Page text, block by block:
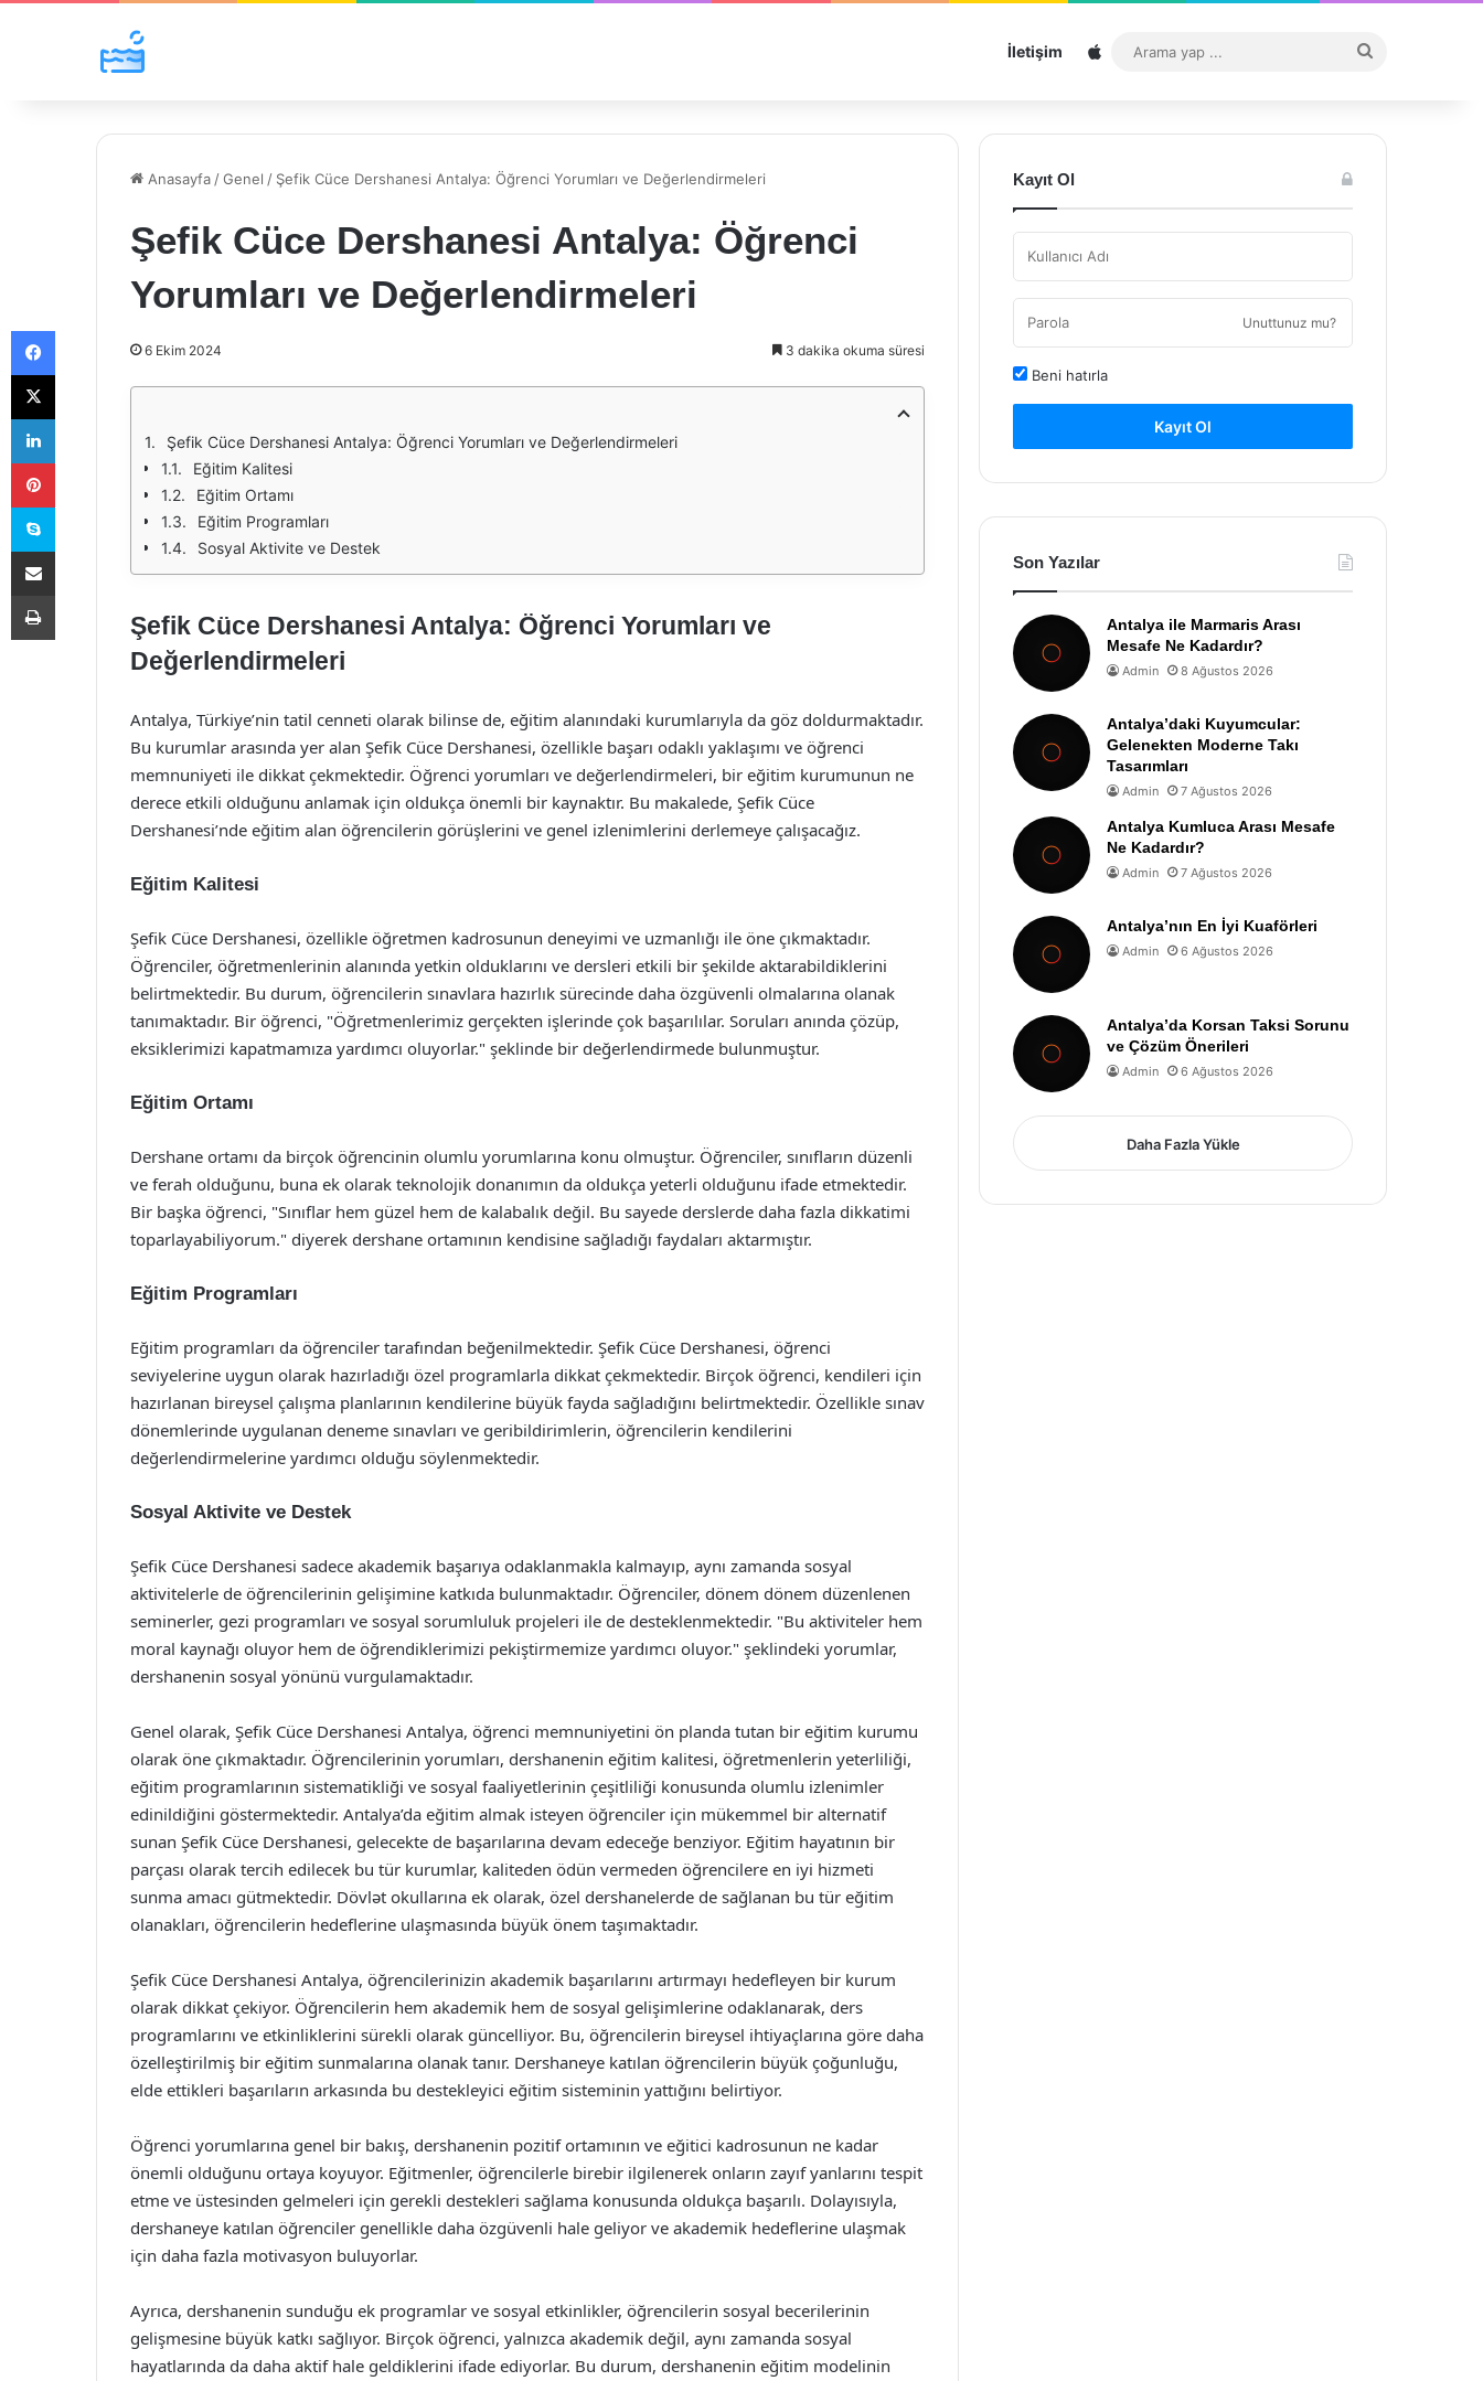
İletişim Sitemap
...
Anasayfa /Genel / Şefik Cüce Dershanesi Antalya: Öğrenci Yorumları ve Değerlendirmeleri
Şefik Cüce Dershanesi Antalya: Öğrenci
Yorumları ve Değerlendirmeleri
6 Ekim 2024 3 dakika okuma süresi
Şefik Cüce Dershanesi Antalya: Öğrenci Yorumları ve Değerlendirmeleri
Eğitim Kalitesi
Eğitim Ortamı
Eğitim Programları
Sosyal Aktivite ve Destek
Şefik Cüce Dershanesi Antalya: Öğrenci Yorumları ve
Değerlendirmeleri
Antalya, Türkiye’nin tatil cenneti olarak bilinse de, eğitim alanındaki kurumlarıyla da göz doldurmaktadır.
Bu kurumlar arasında yer alan Şefik Cüce Dershanesi, özellikle başarı odaklı yaklaşımı ve öğrenci
memnuniyeti ile dikkat çekmektedir. Öğrenci yorumları ve değerlendirmeleri, bir eğitim kurumunun ne
derece etkili olduğunu anlamak için oldukça önemli bir kaynaktır. Bu makalede, Şefik Cüce
Dershanesi’nde eğitim alan öğrencilerin görüşlerini ve genel izlenimlerini derlemeye çalışacağız.
Eğitim Kalitesi
Şefik Cüce Dershanesi, özellikle öğretmen kadrosunun deneyimi ve uzmanlığı ile öne çıkmaktadır.
Öğrenciler, öğretmenlerinin alanında yetkin olduklarını ve dersleri etkili bir şekilde aktarabildiklerini
belirtmektedir. Bu durum, öğrencilerin sınavlara hazırlık sürecinde daha özgüvenli olmalarına olanak
tanımaktadır. Bir öğrenci, "Öğretmenlerimiz gerçekten işlerinde çok başarılılar. Soruları anında çözüp,
eksiklerimizi kapatmamıza yardımcı oluyorlar." şeklinde bir değerlendirmede bulunmuştur.
Eğitim Ortamı
Dershane ortamı da birçok öğrencinin olumlu yorumlarına konu olmuştur. Öğrenciler, sınıfların düzenli
ve ferah olduğunu, buna ek olarak teknolojik donanımın da oldukça yeterli olduğunu ifade etmektedir.
Bir başka öğrenci, "Sınıflar hem güzel hem de kalabalık değil. Bu sayede derslerde daha fazla dikkatimi
toparlayabiliyorum." diyerek dershane ortamının kendisine sağladığı faydaları aktarmıştır.
Eğitim Programları
Eğitim programları da öğrenciler tarafından beğenilmektedir. Şefik Cüce Dershanesi, öğrenci
seviyelerine uygun olarak hazırladığı özel programlarla dikkat çekmektedir. Birçok öğrenci, kendileri için
hazırlanan bireysel çalışma planlarının kendilerine büyük fayda sağladığını belirtmektedir. Özellikle sınav
dönemlerinde uygulanan deneme sınavları ve geribildirimlerin, öğrencilerin kendilerini
değerlendirmelerine yardımcı olduğu söylenmektedir.
Sosyal Aktivite ve Destek
Şefik Cüce Dershanesi sadece akademik başarıya odaklanmakla kalmayıp, aynı zamanda sosyal
aktivitelerle de öğrencilerinin gelişimine katkıda bulunmaktadır. Öğrenciler, dönem dönem düzenlenen
seminerler, gezi programları ve sosyal sorumluluk projeleri ile de desteklenmektedir. "Bu aktiviteler hem
moral kaynağı oluyor hem de öğrendiklerimizi pekiştirmemize yardımcı oluyor." şeklindeki yorumlar,
dershanenin sosyal yönünü vurgulamaktadır.
Genel olarak, Şefik Cüce Dershanesi Antalya, öğrenci memnuniyetini ön planda tutan bir eğitim kurumu
olarak öne çıkmaktadır. Öğrencilerinin yorumları, dershanenin eğitim kalitesi, öğretmenlerin yeterliliği,
eğitim programlarının sistematikliği ve sosyal faaliyetlerinin çeşitliliği konusunda olumlu izlenimler
edinildiğini göstermektedir. Antalya’da eğitim almak isteyen öğrenciler için mükemmel bir alternatif
sunan Şefik Cüce Dershanesi, gelecekte de başarılarına devam edeceğe benziyor. Eğitim hayatının bir
parçası olarak tercih edilecek bu tür kurumlar, kaliteden ödün vermeden öğrencilere en iyi hizmeti
sunma amacı gütmektedir. Dövlət okullarına ek olarak, özel dershanelerde de sağlanan bu tür eğitim
olanakları, öğrencilerin hedeflerine ulaşmasında büyük önem taşımaktadır.
Şefik Cüce Dershanesi Antalya, öğrencilerinizin akademik başarılarını artırmayı hedefleyen bir kurum
olarak dikkat çekiyor. Öğrencilerin hem akademik hem de sosyal gelişimlerine odaklanarak, ders
programlarını ve etkinliklerini sürekli olarak güncelliyor. Bu, öğrencilerin bireysel ihtiyaçlarına göre daha
özelleştirilmiş bir eğitim sunmalarına olanak tanır. Dershaneye katılan öğrencilerin büyük çoğunluğu,
elde ettikleri başarıların arkasında bu destekleyici eğitim sisteminin yattığını belirtiyor.
Öğrenci yorumlarına genel bir bakış, dershanenin pozitif ortamının ve eğitici kadrosunun ne kadar
önemli olduğunu ortaya koyuyor. Eğitmenler, öğrencilerle birebir ilgilenerek onların zayıf yanlarını tespit
etme ve üstesinden gelmeleri için gerekli destekleri sağlama konusunda oldukça başarılı. Dolayısıyla,
dershaneye katılan öğrenciler genellikle daha özgüvenli hale geliyor ve akademik hedeflerine ulaşmak
için daha fazla motivasyon buluyorlar.
Ayrıca, dershanenin sunduğu ek programlar ve sosyal etkinlikler, öğrencilerin sosyal becerilerinin
gelişmesine büyük katkı sağlıyor. Birçok öğrenci, yalnızca akademik değil, aynı zamanda sosyal
hayatlarında da daha aktif hale geldiklerini ifade ediyorlar. Bu durum, dershanenin eğitim modelinin
Kayıt Ol
Unuttunuz mu?
Beni hatırla
Kayıt Ol
Son Yazılar
Antalya ile Marmaris Arası
Mesafe Ne Kadardır?
Admin 8 Ağustos 2026
Antalya’daki Kuyumcular:
Gelenekten Moderne Takı
Tasarımları
Admin 7 Ağustos 2026
Antalya Kumluca Arası Mesafe
Ne Kadardır?
Admin 7 Ağustos 2026
Antalya’nın En İyi Kuaförleri
Admin 6 Ağustos 2026
Antalya’da Korsan Taksi Sorunu
ve Çözüm Önerileri
Admin 6 Ağustos 2026
Daha Fazla Yükle
Facebook
X
LinkedIn
Pinterest
Skype
E-Posta ile paylaş